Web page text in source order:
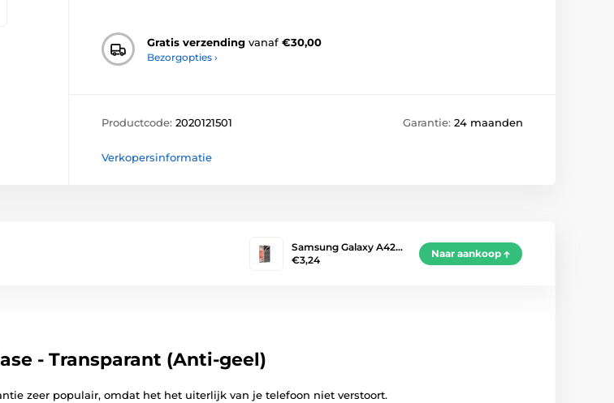
Gratis verzending vanaf €30,00
Bezorgopties ›
Productcode: 2020121501 Garantie: 24 maanden
Verkopersinformatie
Samsung Galaxy A42…
€3,24
Naar aankoop
- Transparant (Anti-geel)
zeer populair, omdat het het uiterlijk van je telefoon niet verstoort.